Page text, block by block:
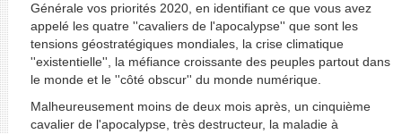
Générale vos priorités 2020, en identifiant ce que vous avez
appelé les quatre ''cavaliers de l'apocalypse'' que sont les
tensions géostratégiques mondiales, la crise climatique
''existentielle'', la méfiance croissante des peuples partout dans
le monde et le ''côté obscur'' du monde numérique.
Malheureusement moins de deux mois après, un cinquième
cavalier de l'apocalypse, très destructeur, la maladie à